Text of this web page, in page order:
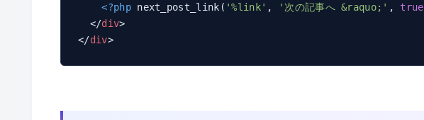
<?php next_post_link( '%link' , '次の記事へ &raquo;' , true
</div>
</div>